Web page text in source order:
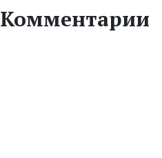
Комментарии